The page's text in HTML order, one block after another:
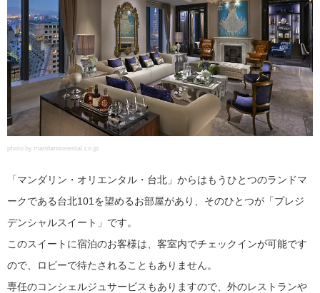
photo by mandarinoriental.co.jp
「マンダリン・オリエンタル・台北」からはもうひとつのランドマ
ークである台北101を望めるお部屋があり、そのひとつが「プレジ
デンシャルスイート」です。
このスイートに宿泊のお客様は、客室内でチェックインが可能です
ので、ロビーで待たされることもありません。
専任のコンシェルジュサービスもありますので、外のレストランや